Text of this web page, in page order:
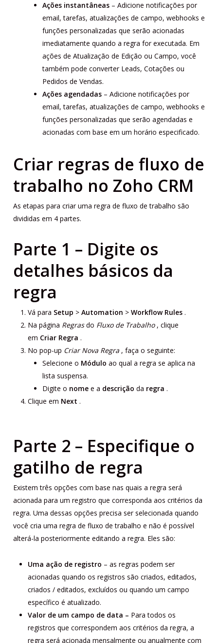
Ações instantâneas– Adicione notificações por
email, tarefas, atualizações de campo, webhooks e
funções personalizadas que serão acionadas
imediatamente quando a regra for executada. Em
ações de Atualização de Edição ou Campo, você
também pode converter Leads, Cotações ou
Pedidos de Vendas.
Ações agendadas– Adicione notificações por
email, tarefas, atualizações de campo, webhooks e
funções personalizadas que serão agendadas e
acionadas com base em um horário especificado.
Criar regras de fluxo de
trabalho no Zoho CRM
As etapas para criar uma regra de fluxo de trabalho são
divididas em 4 partes.
Parte 1 – Digite os
detalhes básicos da
regra
Vá para Setup > Automation > Workflow Rules.
Na página Regrasdo Fluxo de Trabalho, clique
em Criar Regra .
No pop-up Criar Nova Regra, faça o seguinte:
Selecione o Módulo ao qual a regra se aplica na
lista suspensa.
Digite o nomee a descrição da regra .
Clique em Next .
Parte 2 – Especifique o
gatilho de regra
Existem três opções com base nas quais a regra será
acionada para um registro que corresponda aos critérios da
regra. Uma dessas opções precisa ser selecionada quando
você cria uma regra de fluxo de trabalho e não é possível
alterá-la posteriormente editando a regra. Eles são:
Uma ação de registro – as regras podem ser
acionadas quando os registros são criados, editados,
criados / editados, excluídos ou quando um campo
específico é atualizado.
Valor de um campo de data – Para todos os
registros que correspondem aos critérios da regra, a
regra será acionada mensalmente ou anualmente com